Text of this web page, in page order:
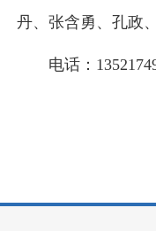
丹、张含勇、孔政
电话：